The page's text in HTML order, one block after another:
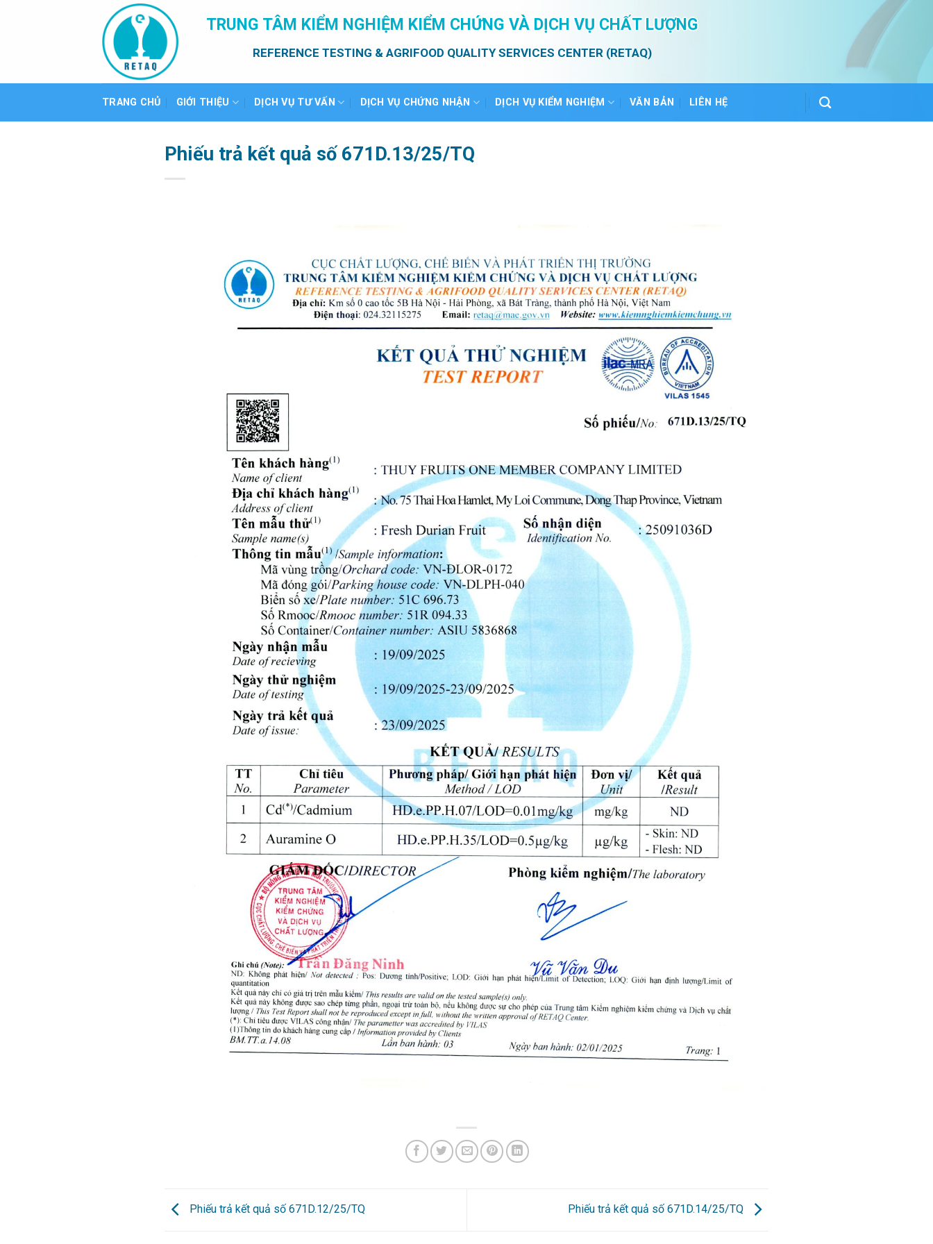
TRUNG TÂM KIỂM NGHIỆM KIỂM CHỨNG VÀ DỊCH VỤ CHẤT LƯỢNG
REFERENCE TESTING & AGRIFOOD QUALITY SERVICES CENTER (RETAQ)
TRANG CHỦ GIỚI THIỆU DỊCH VỤ TƯ VẤN DỊCH VỤ CHỨNG NHẬN DỊCH VỤ KIỂM NGHIỆM VĂN BẢN LIÊN HỆ
Phiếu trả kết quả số 671D.13/25/TQ
Phiếu trả kết quả số 671D.12/25/TQ Phiếu trả kết quả số 671D.14/25/TQ